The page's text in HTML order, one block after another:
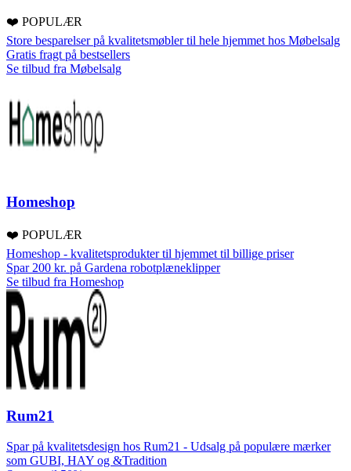
❤️ POPULÆR
Store besparelser på kvalitetsmøbler til hele hjemmet hos Møbelsalg
Gratis fragt på bestsellers
Se tilbud fra Møbelsalg
Homeshop
❤️ POPULÆR
Homeshop - kvalitetsprodukter til hjemmet til billige priser
Spar 200 kr. på Gardena robotplæneklipper
Se tilbud fra Homeshop
Rum21
Spar på kvalitetsdesign hos Rum21 - Udsalg på populære mærker
som GUBI, HAY og &Tradition